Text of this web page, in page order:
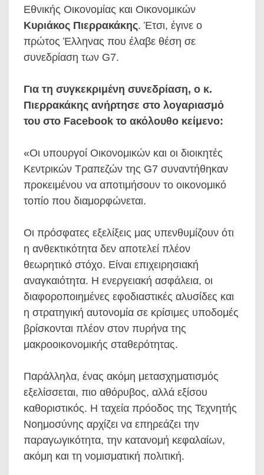
Εθνικής Οικονομίας και Οικονομικών
Κυριάκος Πιερρακάκης. Έτσι, έγινε ο
πρώτος Έλληνας που έλαβε θέση σε
συνεδρίαση των G7.
Για τη συγκεκριμένη συνεδρίαση, ο κ.
Πιερρακάκης ανήρτησε στο λογαριασμό
του στο Facebook το ακόλουθο κείμενο:
«Οι υπουργοί Οικονομικών και οι διοικητές
Κεντρικών Τραπεζών της G7 συναντήθηκαν
προκειμένου να αποτιμήσουν το οικονομικό
τοπίο που διαμορφώνεται.
Οι πρόσφατες εξελίξεις μας υπενθυμίζουν ότι
η ανθεκτικότητα δεν αποτελεί πλέον
θεωρητικό στόχο. Είναι επιχειρησιακή
αναγκαιότητα. Η ενεργειακή ασφάλεια, οι
διαφοροποιημένες εφοδιαστικές αλυσίδες και
η στρατηγική αυτονομία σε κρίσιμες υποδομές
βρίσκονται πλέον στον πυρήνα της
μακροοικονομικής σταθερότητας.
Παράλληλα, ένας ακόμη μετασχηματισμός
εξελίσσεται, πιο αθόρυβος, αλλά εξίσου
καθοριστικός. Η ταχεία πρόοδος της Τεχνητής
Νοημοσύνης αρχίζει να επηρεάζει την
παραγωγικότητα, την κατανομή κεφαλαίων,
ακόμη και τη νομισματική πολιτική.